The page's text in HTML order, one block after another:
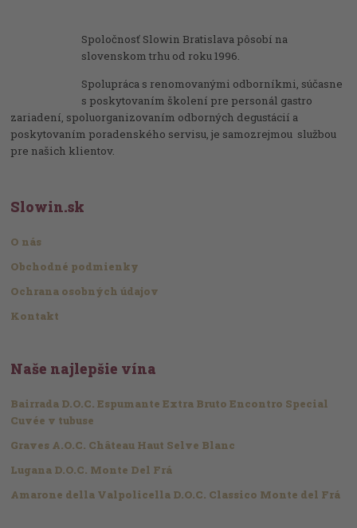
Spoločnosť Slowin Bratislava pôsobí na
slovenskom trhu od roku 1996.
Spolupráca s renomovanými odborníkmi, súčasne
s poskytovaním školení pre personál gastro
zariadení, spoluorganizovaním odborných degustácií a
poskytovaním poradenského servisu, je samozrejmou službou
pre našich klientov.
Slowin.sk
O nás
Obchodné podmienky
Ochrana osobných údajov
Kontakt
Naše najlepšie vína
Bairrada D.O.C. Espumante Extra Bruto Encontro Special
Cuvée v tubuse
Graves A.O.C. Château Haut Selve Blanc
Lugana D.O.C. Monte Del Frá
Amarone della Valpolicella D.O.C. Classico Monte del Frá